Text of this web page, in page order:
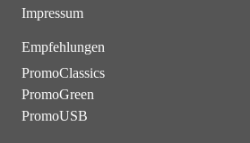
Impressum
Empfehlungen
PromoClassics
PromoGreen
PromoUSB